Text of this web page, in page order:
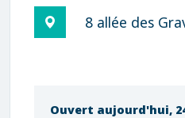
8 allée des
Ouvert aujourd'hui,